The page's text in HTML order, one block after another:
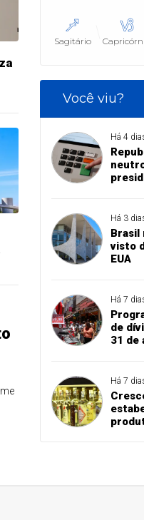
Sagitário
Você viu?
Há 4
Há 3
Brasil
visto
EUA
Há 7
de
31 de
Há 7